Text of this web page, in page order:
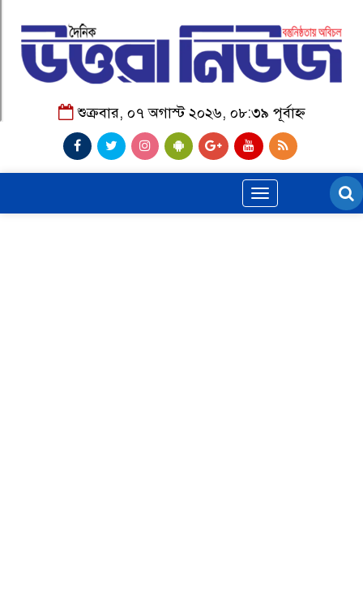
শুক্রবার, ০৭ অগাস্ট ২০২৬, ০৮:৩৯ পূর্বাহ্ন
Toggle
navigation